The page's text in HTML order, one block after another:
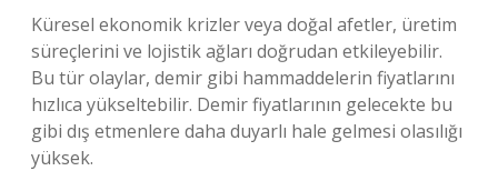
Küresel ekonomik krizler veya doğal afetler, üretim
süreçlerini ve lojistik ağları doğrudan etkileyebilir.
Bu tür olaylar, demir gibi hammaddelerin fiyatlarını
hızlıca yükseltebilir. Demir fiyatlarının gelecekte bu
gibi dış etmenlere daha duyarlı hale gelmesi olasılığı
yüksek.